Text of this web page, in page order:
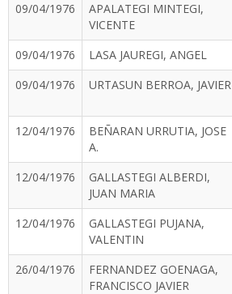
09/04/1976
APALATEGI MINTEGI,
VICENTE
09/04/1976 LASA JAUREGI, ANGEL
09/04/1976
URTASUN BERROA, JAVIER
12/04/1976
BEÑARAN URRUTIA, JOSE
A.
12/04/1976
GALLASTEGI ALBERDI,
JUAN MARIA
12/04/1976
GALLASTEGI PUJANA,
VALENTIN
26/04/1976
FERNANDEZ GOENAGA,
FRANCISCO JAVIER